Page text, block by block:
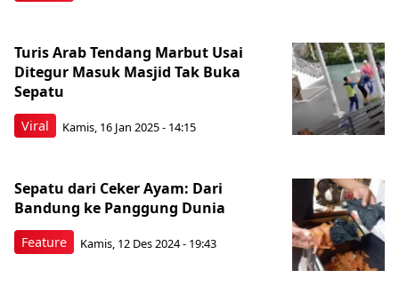
Viral
Turis Arab Tendang Marbut Usai
Ditegur Masuk Masjid Tak Buka
Sepatu
Kamis, 16 Jan 2025 - 14:15
Feature
Sepatu dari Ceker Ayam: Dari
Bandung ke Panggung Dunia
Kamis, 12 Des 2024 - 19:43